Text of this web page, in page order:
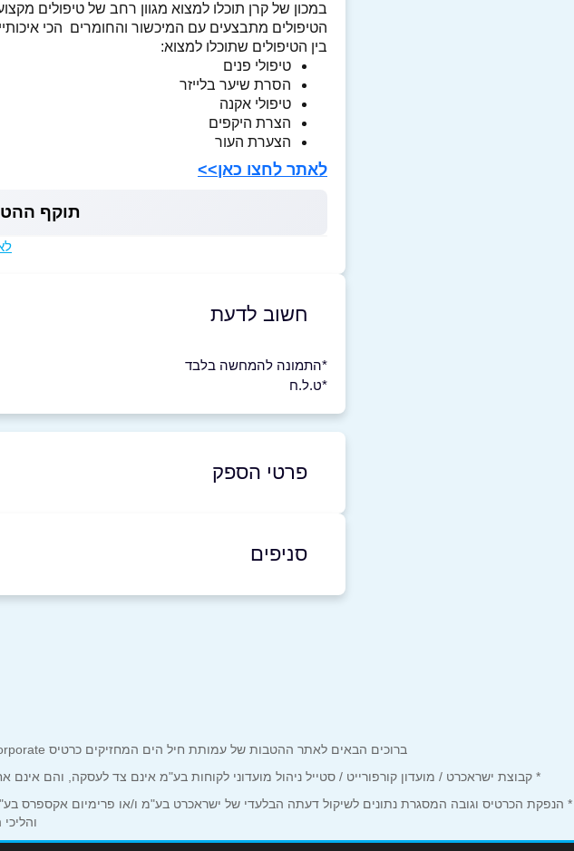
במכון של קרן תוכלו למצוא מגוון רחב של טיפולים
הטיפולים מתבצעים עם המיכשור והחומרים הכי
בין הטיפולים שתוכלו למצוא:
טיפולי פנים
הסרת שיער בלייזר
טיפולי אקנה
הצרת היקפים
הצערת העור
לאתר לחצו כאן>>
תוקף ההטבה עד
חשוב לדעת
*התמונה להמחשה בלבד
*ט.ל.ח
פרטי הספק
באתר
נושא*
אנא חזרו אלי בקשר ל...
הודעה*
סניפים
פתח תקווה
ברוכים הבאים לאתר ההטבות של עמותת חיל הים המחזיקים כרטיס Corporate. כאן תמצאו הטבות, הנחות ומבצעים אטרקטיביים אך ורק לכם מחזיקי כרטיס קורפורייט!
* קבוצת ישראכרט / מועדון קורפורייט / סטייל ניהול מועדוני לקוחות בע"מ אינם צד לעסקה, והם
* הנפקת הכרטיס וגובה המסגרת נתונים לשיקול דעתה הבלעדי של ישראכרט בע"מ ו/או פרימיום אקספרס